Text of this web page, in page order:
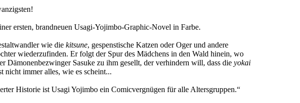
ersten, brandneuen Usagi-Yojimbo-Graphic-Novel in Farbe.
wie die kitsune, gespenstische Katzen oder Oger und andere
wiederzufinden. Er folgt der Spur des Mädchens in den Wald hinein, wo
Sasuke zu ihm gesellt, der verhindern will, dass die yokai
nicht immer alles, wie es scheint...
Historie ist Usagi Yojimbo ein Comicvergnügen für alle Altersgruppen.“